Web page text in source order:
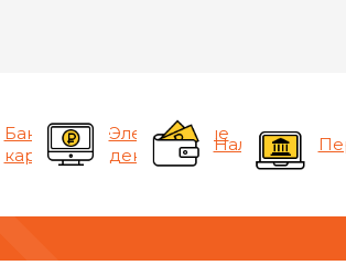
Банковские
карты
Электронные
деньги
Наличные